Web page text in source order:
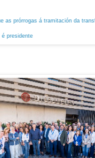
as prórrogas á tramitación da
é presidente